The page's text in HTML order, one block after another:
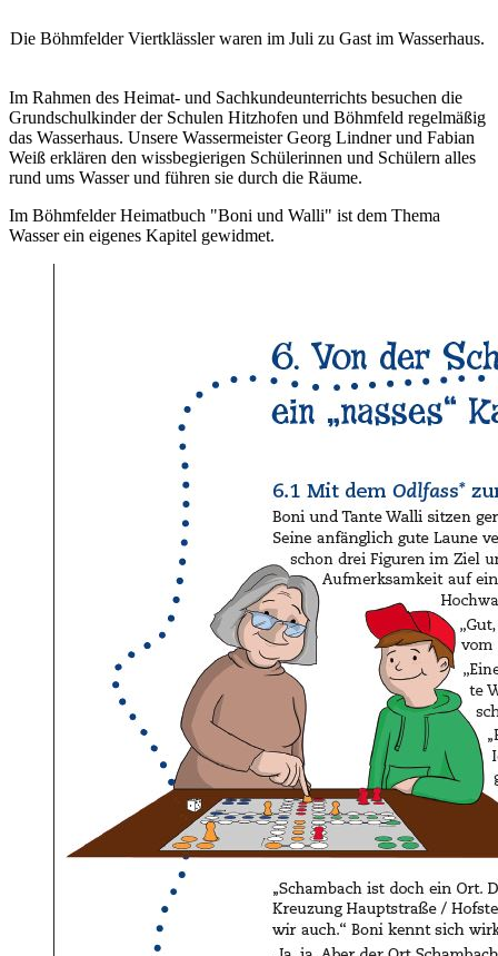
Die Böhmfelder Viertklässler waren im Juli zu Gast im Wasserhaus.
Im Rahmen des Heimat- und Sachkundeunterrichts besuchen die
Grundschulkinder der Schulen Hitzhofen und Böhmfeld regelmäßig
das Wasserhaus. Unsere Wassermeister Georg Lindner und Fabian
Weiß erklären den wissbegierigen Schülerinnen und Schülern alles
rund ums Wasser und führen sie durch die Räume.
Im Böhmfelder Heimatbuch "Boni und Walli" ist dem Thema
Wasser ein eigenes Kapitel gewidmet.